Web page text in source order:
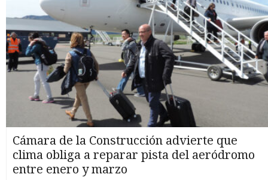
Cámara de la Construcción advierte que
clima obliga a reparar pista del aeródromo
entre enero y marzo